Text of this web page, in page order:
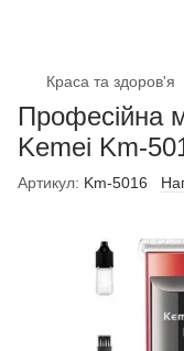
Краса та здоров'я
Професійна
Kemei Km-
Артикул: Km-5016